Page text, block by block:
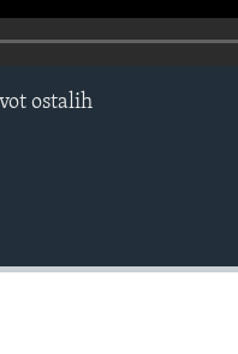
ostalih